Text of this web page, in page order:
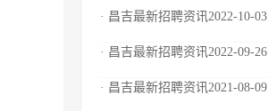
· 昌吉最新招聘资讯2022-10-03
· 昌吉最新招聘资讯2022-09-26
· 昌吉最新招聘资讯2021-08-09